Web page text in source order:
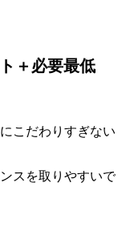
＋必要最低
こだわりすぎない
スを取りやすいで